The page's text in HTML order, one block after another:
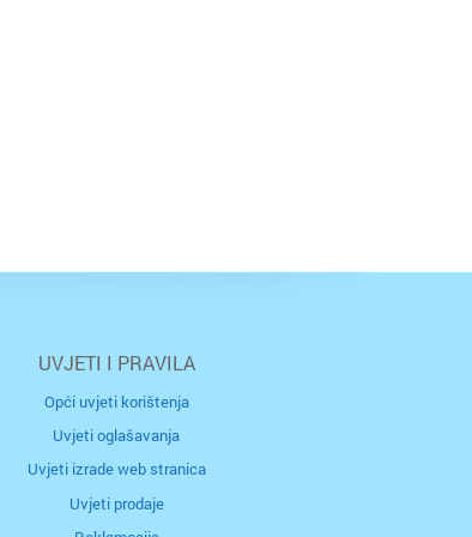
UVJETI I PRAVILA
Opći uvjeti korištenja
Uvjeti oglašavanja
Uvjeti izrade web stranica
Uvjeti prodaje